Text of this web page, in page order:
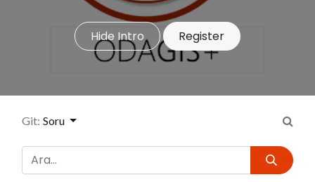
Hide Intro Register
Git: Soru